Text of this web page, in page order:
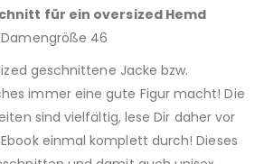
für ein oversized Hemd
Damengröße 46
geschnittene Jacke bzw.
immer eine gute Figur macht! Die
sind vielfältig, lese Dir daher vor
einmal komplett durch! Dieses